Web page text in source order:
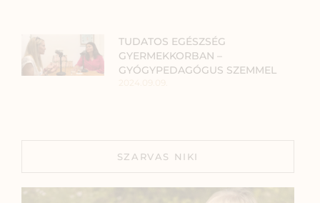
TUDATOS EGÉSZSÉG
GYERMEKKORBAN –
GYÓGYPEDAGÓGUS SZEMMEL
SZARVAS NIKI